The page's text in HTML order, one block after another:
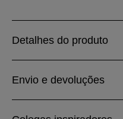
Detalhes do produto
Envio e devoluções